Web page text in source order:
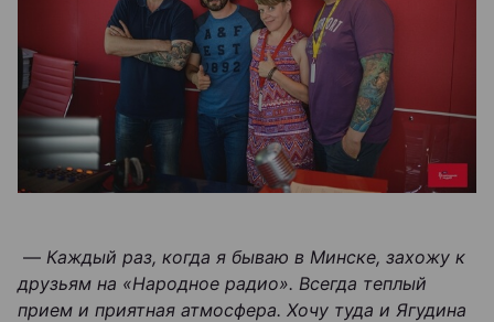
— Каждый раз, когда я бываю в Минске, захожу к
друзьям на «Народное радио». Всегда теплый
прием и приятная атмосфера. Хочу туда и Ягудина